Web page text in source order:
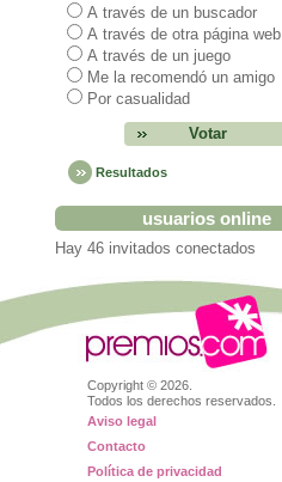
A través de un buscador
A través de otra página web
A través de un juego
Me la recomendó un amigo
Por casualidad
Resultados
usuarios online
Hay 46 invitados conectados
Copyright © 2026.
Todos los derechos reservados.
Aviso legal
Contacto
Política de privacidad